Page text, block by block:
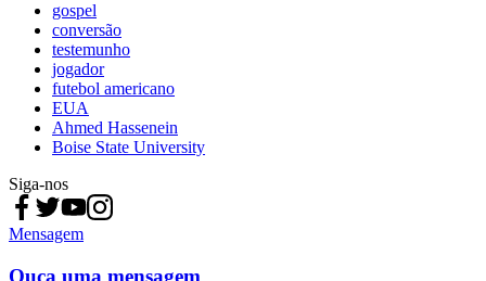
gospel
conversão
testemunho
jogador
futebol americano
EUA
Ahmed Hassenein
Boise State University
Siga-nos
Mensagem
Ouça uma mensagem